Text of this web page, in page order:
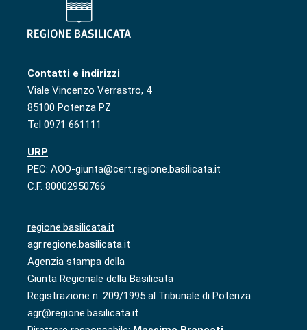
Contatti e indirizzi
Viale Vincenzo Verrastro, 4
85100 Potenza PZ
Tel 0971 661111
URP
PEC: AOO-giunta@cert.regione.basilicata.it
C.F. 80002950766
regione.basilicata.it
agr.regione.basilicata.it
Agenzia stampa della
Giunta Regionale della Basilicata
Registrazione n. 209/1995 al Tribunale di Potenza
agr@regione.basilicata.it